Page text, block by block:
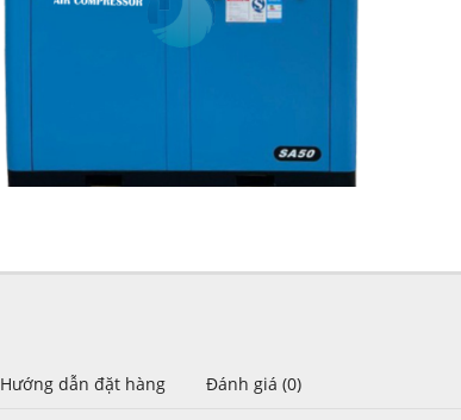
Hướng dẫn đặt hàng Đánh giá (0)